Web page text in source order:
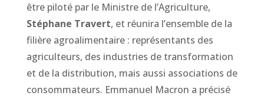
être piloté par le Ministre de l’Agriculture,
Stéphane Travert, et réunira l’ensemble de la
filière agroalimentaire : représentants des
agriculteurs, des industries de transformation
et de la distribution, mais aussi associations de
consommateurs. Emmanuel Macron a précisé